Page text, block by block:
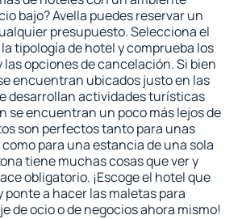
bajo? Avella puedes reservar un
presupuesto. Selecciona el
tipología de hotel y comprueba los
las opciones de cancelación. Si bien
encuentran ubicados justo en las
desarrollan actividades turísticas
se encuentran un poco más lejos de
son perfectos tanto para unas
para una estancia de una sola
tiene muchas cosas que ver y
obligatorio. ¡Escoge el hotel que
ponte a hacer las maletas para
de ocio o de negocios ahora mismo!